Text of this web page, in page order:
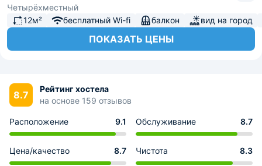
Четырёхместный
12м²
бесплатный Wi-fi балкон вид на город
ПОКАЗАТЬ ЦЕНЫ
8.7
Рейтинг хостела
на основе 159 отзывов
Расположение 9.1 Обслуживание 8.7
Цена/качество 8.7 Чистота 8.3